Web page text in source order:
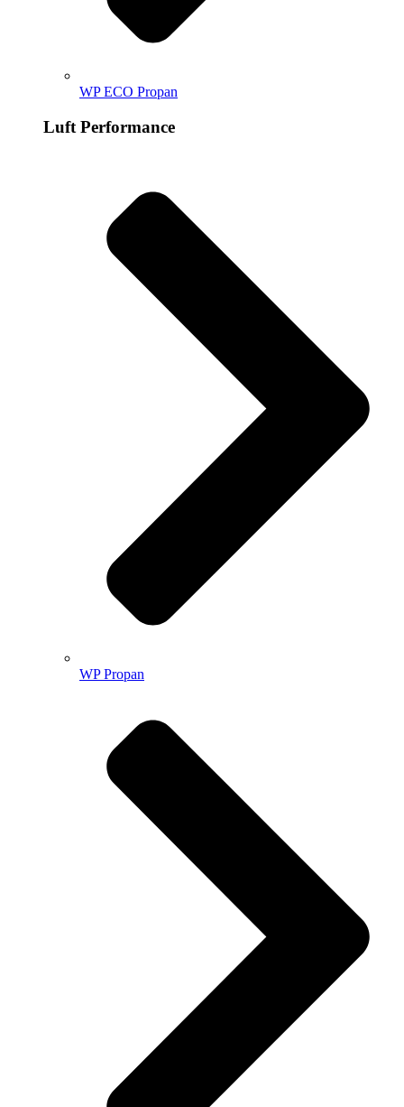
WP ECO Propan
Luft Performance
WP Propan